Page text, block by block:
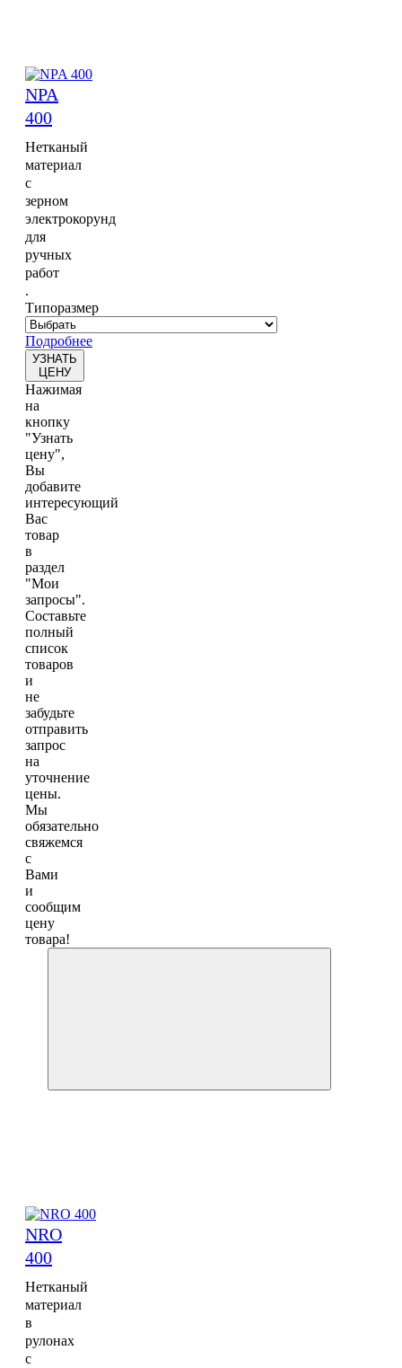
NPA
400
Нетканый
материал
с
зерном
электрокорунд
для
ручных
работ
.
Типоразмер
Подробнее
УЗНАТЬ
ЦЕНУ
Нажимая
на
кнопку
"Узнать
цену",
Вы
добавите
интересующий
Вас
товар
в
раздел
"Мои
запросы".
Составьте
полный
список
товаров
и
не
забудьте
отправить
запрос
на
уточнение
цены.
Мы
обязательно
свяжемся
с
Вами
и
сообщим
цену
товара!
NRO
400
Нетканый
материал
в
рулонах
с